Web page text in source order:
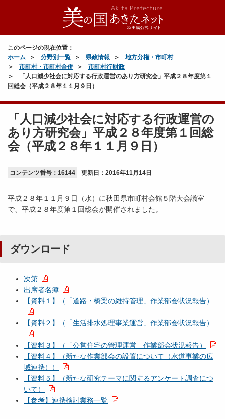
このページの現在位置：
ホーム
分野別一覧 県政情報
地方分権・市町村
市町村・市町村合併
市町村行財政
「人口減少社会に対応する行政運営のあり方研究会」平成２８年度第１
回総会（平成２８年１１月９日）
「人口減少社会に対応する行政運営の
あり方研究会」平成２８年度第１回総
会（平成２８年１１月９日）
コンテンツ番号：16144 更新日： 2016年11月14日
平成２８年１１月９日（水）に秋田県市町村会館５階大会議室
で、平成２８年度第１回総会が開催されました。
ダウンロード
次第
出席者名簿
【資料１】（「道路・橋梁の維持管理」作業部会状況報告）
【資料２】（「生活排水処理事業運営」作業部会状況報告）
【資料３】（「公営住宅の管理運営」作業部会状況報告）
【資料４】（新たな作業部会の設置について（水道事業の広
域連携））
【資料５】（新たな研究テーマに関するアンケート調査につ
いて）
【参考】連携検討業務一覧